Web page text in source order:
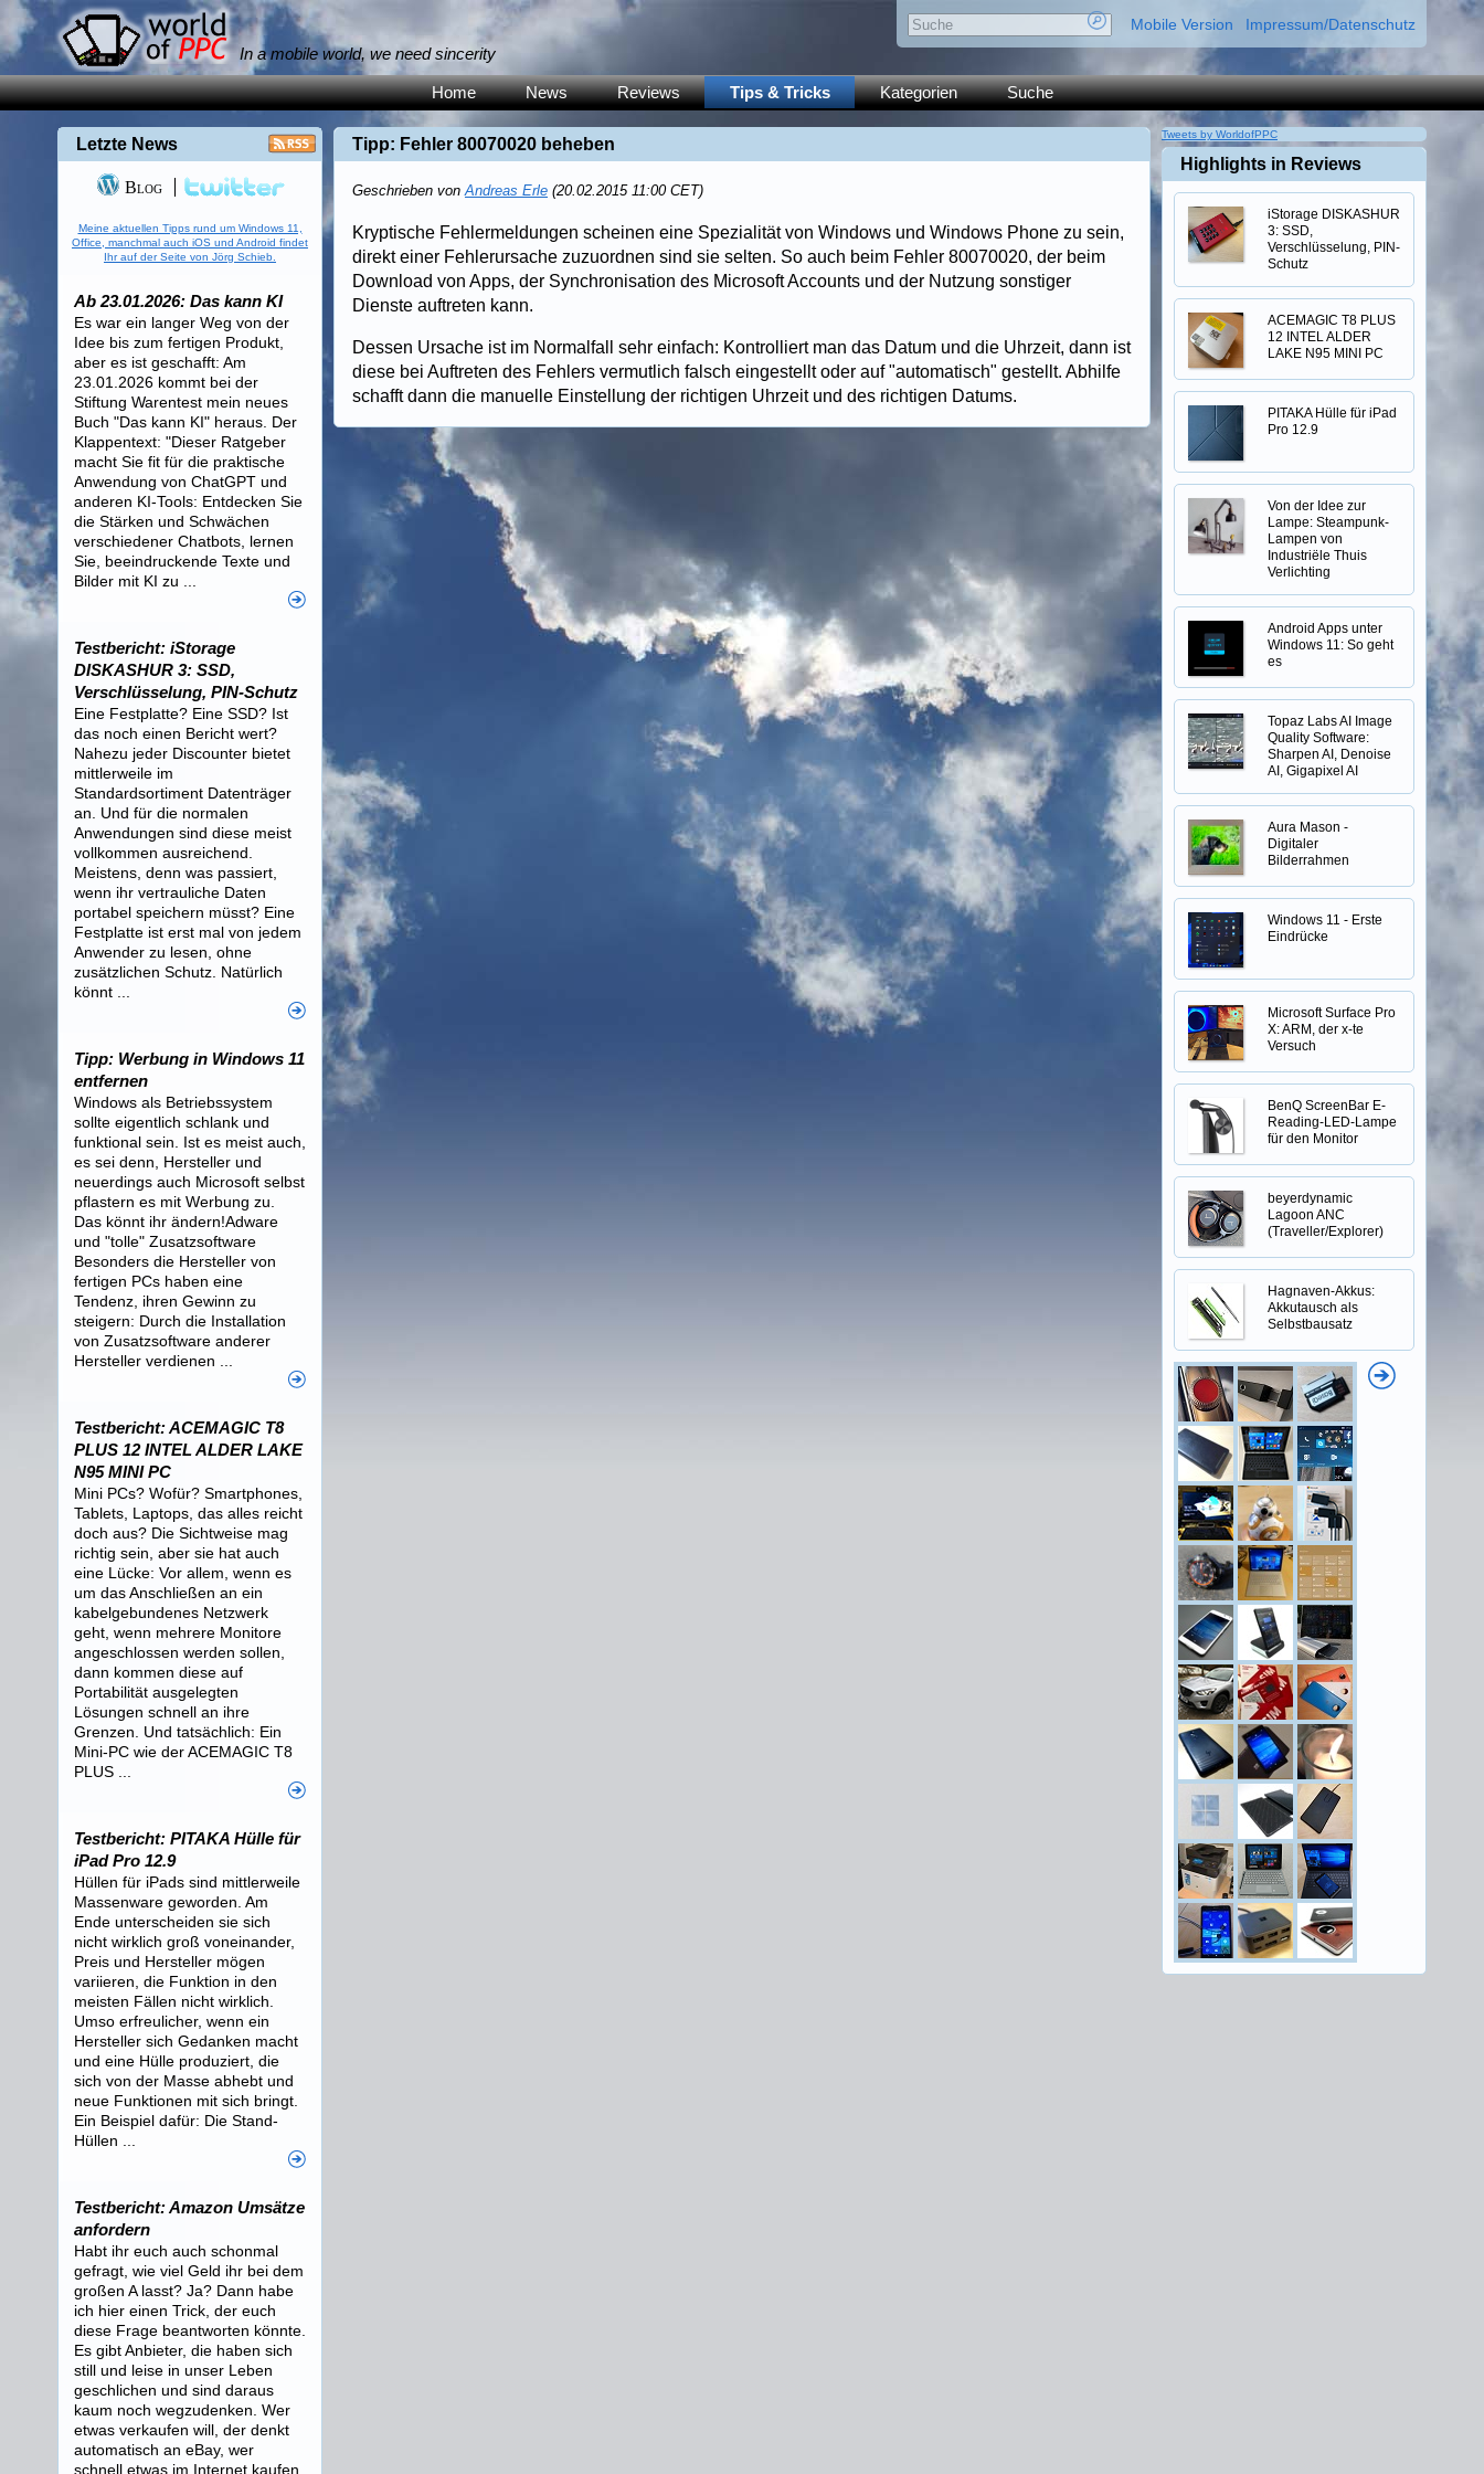
In a mobile world, we need sincerity
Mobile Version Impressum/Datenschutz
Home News Reviews Tips & Tricks Kategorien Suche
Tipp: Fehler 80070020 beheben
Geschrieben vonAndreas Erle (20.02.2015 11:00 CET)
Kryptische Fehlermeldungen scheinen eine Spezialität von Windows und Windows Phone zu sein,
direkt einer Fehlerursache zuzuordnen sind sie selten. So auch beim Fehler 80070020, der beim
Download von Apps, der Synchronisation des Microsoft Accounts und der Nutzung sonstiger
Dienste auftreten kann.
Dessen Ursache ist im Normalfall sehr einfach: Kontrolliert man das Datum und die Uhrzeit, dann ist
diese bei Auftreten des Fehlers vermutlich falsch eingestellt oder auf "automatisch" gestellt. Abhilfe
schafft dann die manuelle Einstellung der richtigen Uhrzeit und des richtigen Datums.
Letzte News
Blog
Meine aktuellen Tipps rund um Windows 11,
Office, manchmal auch iOS und Android findet
Ihr auf der Seite von Jörg Schieb.
Ab 23.01.2026: Das kann KI
Es war ein langer Weg von der
Idee bis zum fertigen Produkt,
aber es ist geschafft: Am
23.01.2026 kommt bei der
Stiftung Warentest mein neues
Buch "Das kann KI" heraus. Der
Klappentext: "Dieser Ratgeber
macht Sie fit für die praktische
Anwendung von ChatGPT und
anderen KI-Tools: Entdecken Sie
die Stärken und Schwächen
verschiedener Chatbots, lernen
Sie, beeindruckende Texte und
Bilder mit KI zu ...
Testbericht: iStorage
DISKASHUR 3: SSD,
Verschlüsselung, PIN-Schutz
Eine Festplatte? Eine SSD? Ist
das noch einen Bericht wert?
Nahezu jeder Discounter bietet
mittlerweile im
Standardsortiment Datenträger
an. Und für die normalen
Anwendungen sind diese meist
vollkommen ausreichend.
Meistens, denn was passiert,
wenn ihr vertrauliche Daten
portabel speichern müsst? Eine
Festplatte ist erst mal von jedem
Anwender zu lesen, ohne
zusätzlichen Schutz. Natürlich
könnt ...
Tipp: Werbung in Windows 11
entfernen
Windows als Betriebssystem
sollte eigentlich schlank und
funktional sein. Ist es meist auch,
es sei denn, Hersteller und
neuerdings auch Microsoft selbst
pflastern es mit Werbung zu.
Das könnt ihr ändern!Adware
und "tolle" Zusatzsoftware
Besonders die Hersteller von
fertigen PCs haben eine
Tendenz, ihren Gewinn zu
steigern: Durch die Installation
von Zusatzsoftware anderer
Hersteller verdienen ...
Testbericht: ACEMAGIC T8
PLUS 12 INTEL ALDER LAKE
N95 MINI PC
Mini PCs? Wofür? Smartphones,
Tablets, Laptops, das alles reicht
doch aus? Die Sichtweise mag
richtig sein, aber sie hat auch
eine Lücke: Vor allem, wenn es
um das Anschließen an ein
kabelgebundenes Netzwerk
geht, wenn mehrere Monitore
angeschlossen werden sollen,
dann kommen diese auf
Portabilität ausgelegten
Lösungen schnell an ihre
Grenzen. Und tatsächlich: Ein
Mini-PC wie der ACEMAGIC T8
PLUS ...
Testbericht: PITAKA Hülle für
iPad Pro 12.9
Hüllen für iPads sind mittlerweile
Massenware geworden. Am
Ende unterscheiden sie sich
nicht wirklich groß voneinander,
Preis und Hersteller mögen
variieren, die Funktion in den
meisten Fällen nicht wirklich.
Umso erfreulicher, wenn ein
Hersteller sich Gedanken macht
und eine Hülle produziert, die
sich von der Masse abhebt und
neue Funktionen mit sich bringt.
Ein Beispiel dafür: Die Stand-
Hüllen ...
Testbericht: Amazon Umsätze
anfordern
Habt ihr euch auch schonmal
gefragt, wie viel Geld ihr bei dem
großen A lasst? Ja? Dann habe
ich hier einen Trick, der euch
diese Frage beantworten könnte.
Es gibt Anbieter, die haben sich
still und leise in unser Leben
geschlichen und sind daraus
kaum noch wegzudenken. Wer
etwas verkaufen will, der denkt
automatisch an eBay, wer
schnell etwas im Internet kaufen
Tweets by WorldofPPC
Highlights in Reviews
iStorage DISKASHUR
3: SSD,
Verschlüsselung, PIN-
Schutz
ACEMAGIC T8 PLUS
12 INTEL ALDER
LAKE N95 MINI PC
PITAKA Hülle für iPad
Pro 12.9
Von der Idee zur
Lampe: Steampunk-
Lampen von
Industriële Thuis
Verlichting
Android Apps unter
Windows 11: So geht
es
Topaz Labs AI Image
Quality Software:
Sharpen AI, Denoise
AI, Gigapixel AI
Aura Mason -
Digitaler
Bilderrahmen
Windows 11 - Erste
Eindrücke
Microsoft Surface Pro
X: ARM, der x-te
Versuch
BenQ ScreenBar E-
Reading-LED-Lampe
für den Monitor
beyerdynamic
Lagoon ANC
(Traveller/Explorer)
Hagnaven-Akkus:
Akkutausch als
Selbstbausatz